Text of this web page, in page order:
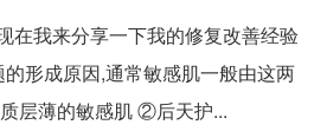
在我来分享一下我的修复改善经验
形成原因,通常敏感肌一般由这两
层薄的敏感肌 ②后天护...